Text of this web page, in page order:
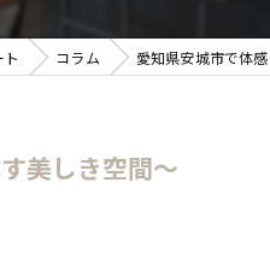
コラム 愛知県安城市で体
美しき空間〜